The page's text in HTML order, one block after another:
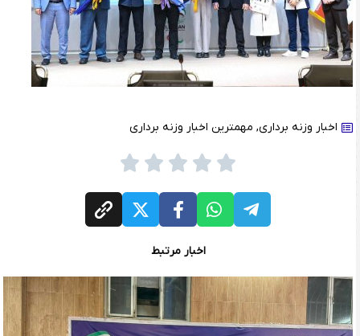
اخبار وزنه برداری, مهمترین اخبار وزنه برداری
اخبار مرتبط